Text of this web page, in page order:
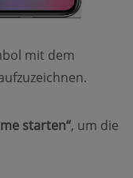
mit dem
starten“, um die